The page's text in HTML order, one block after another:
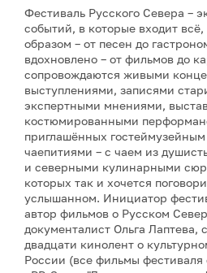
Фестиваль Русского Севера –
событий, в которые входит всё,
образом – от песен до
вдохновлено – от фильмов до
сопровождаются живыми
выступлениями, записями
экспертными мнениями,
костюмированными
приглашённых
чаепитиями – с чаем из
и северными кулинарными
которых так и хочется
услышанном. Инициатор
автор фильмов о Русском
документалист Ольга Лаптева,
двадцати кинолент о
России (все фильмы